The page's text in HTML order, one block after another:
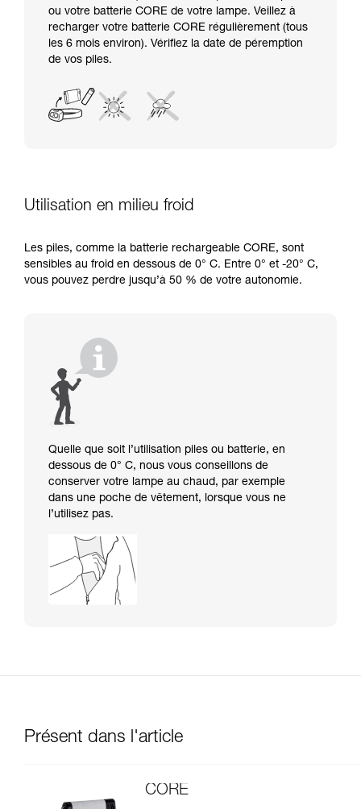
ou votre batterie CORE de votre lampe. Veillez à
recharger votre batterie CORE régulièrement (tous
les 6 mois environ). Vérifiez la date de péremption
de vos piles.
Utilisation en milieu froid
Les piles, comme la batterie rechargeable CORE, sont
sensibles au froid en dessous de 0° C. Entre 0° et -20° C,
vous pouvez perdre jusqu’à 50 % de votre autonomie.
Quelle que soit l’utilisation piles ou batterie, en
dessous de 0° C, nous vous conseillons de
conserver votre lampe au chaud, par exemple
dans une poche de vêtement, lorsque vous ne
l’utilisez pas.
Présent dans l'article
CORE